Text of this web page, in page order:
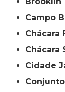
Campo
Chácara
Cidade